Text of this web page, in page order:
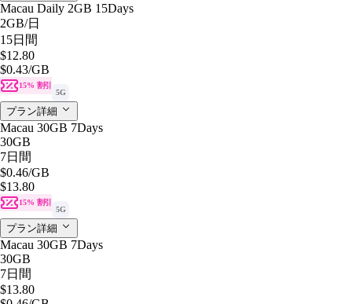
Macau Daily 2GB 15Days
2GB/日
15日間
$12.80
$0.43/GB
15% 割引
5G
プラン詳細
Macau 30GB 7Days
30GB
7日間
$0.46/GB
$13.80
15% 割引
5G
プラン詳細
Macau 30GB 7Days
30GB
7日間
$13.80